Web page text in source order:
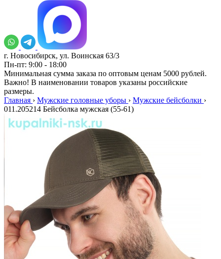
г. Новосибирск, ул. Воинская 63/3
Пн-пт: 9:00 - 18:00
Минимальная сумма заказа по оптовым ценам 5000 рублей.
Важно! В наименовании товаров указаны российские
размеры.
Главная › Мужские головные уборы › Мужские бейсболки ›
011.205214 Бейсболка мужская (55-61)